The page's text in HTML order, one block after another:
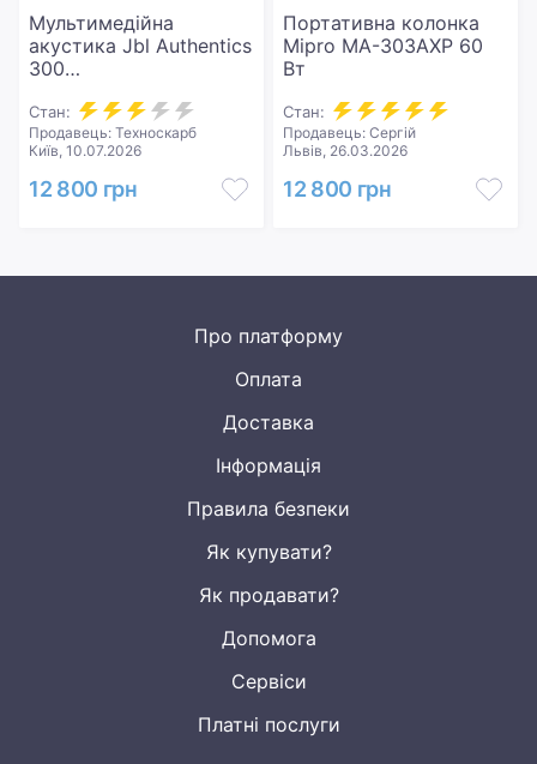
Мультимедійна
акустика Jbl Authentics
300
Стан:
Продавець: Техноскарб
Київ, 10.07.2026
12 800 грн
Портативна колонка
Mipro MA-303AXP 60
Вт
Стан:
Продавець: Сергій
Львів, 26.03.2026
12 800 грн
Про платформу
Оплата
Доставка
Інформація
Правила безпеки
Як купувати?
Як продавати?
Допомога
Сервіси
Платні послуги